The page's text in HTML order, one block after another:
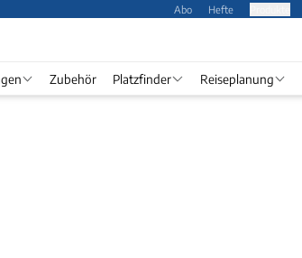
Abo Hefte
Zubehör Platzfinder Reiseplanung